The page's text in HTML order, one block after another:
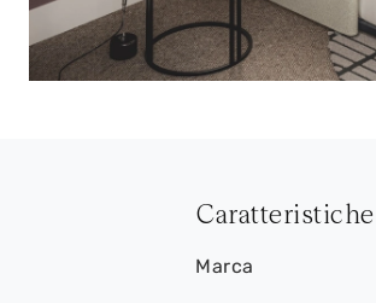
Caratteristiche
Marca